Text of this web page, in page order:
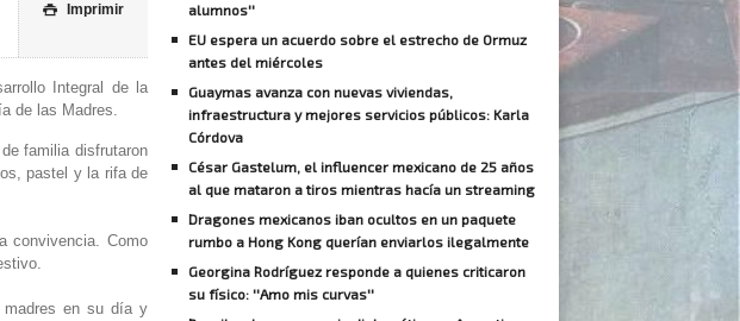
 Imprimir
Integral de la
de las Madres.
familia disfrutaron
pastel y la rifa de
convivencia. Como
madres en su día y
alumnos''
EU espera un acuerdo sobre el estrecho de Ormuz
antes del miércoles
Guaymas avanza con nuevas viviendas,
infraestructura y mejores servicios públicos: Karla
Córdova
César Gastelum, el influencer mexicano de 25 años
al que mataron a tiros mientras hacía un streaming
Dragones mexicanos iban ocultos en un paquete
rumbo a Hong Kong querían enviarlos ilegalmente
Georgina Rodríguez responde a quienes criticaron
su físico: ''Amo mis curvas''